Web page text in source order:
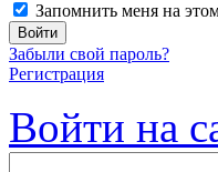
Запомнить меня на
Забыли свой пароль?
Регистрация
Войти на